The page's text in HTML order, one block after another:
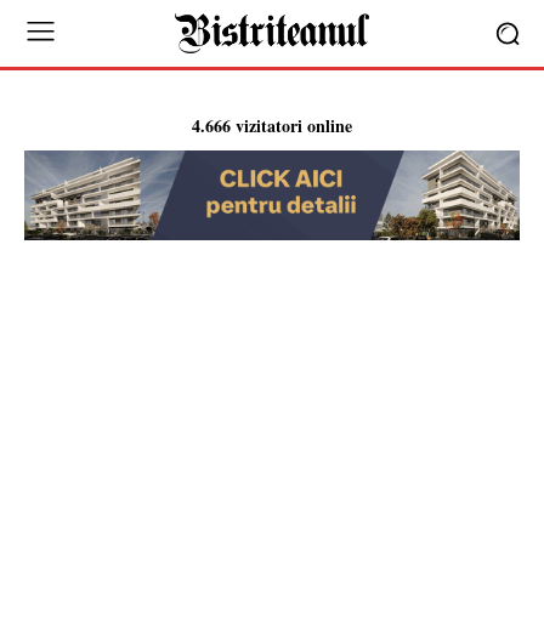
4.666 vizitatori online